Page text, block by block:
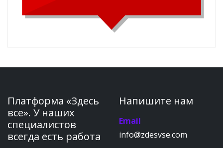
Платформа «Здесь
все». У наших
специалистов
всегда есть работа
Напишите нам
Email
info@zdesvse.com